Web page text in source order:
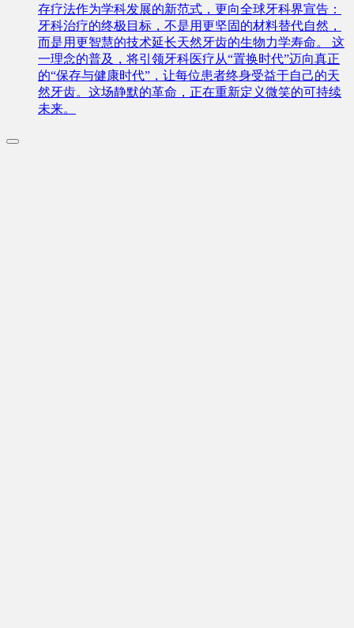
存疗法作为学科发展的新范式，更向全球牙科界宣告：
牙科治疗的终极目标，不是用更坚固的材料替代自然，
而是用更智慧的技术延长天然牙齿的生物力学寿命。 这
一理念的普及，将引领牙科医疗从“置换时代”迈向真正
的“保存与健康时代”，让每位患者终身受益于自己的天
然牙齿。这场静默的革命，正在重新定义微笑的可持续
未来。